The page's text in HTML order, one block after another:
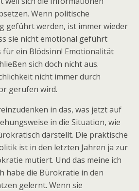
Wenn politische
geführt werden, ist immer wieder
sie nicht emotional geführt
für ein Blödsinn! Emotionalität
sich doch nicht aus.
nicht immer durch
gerufen wird.
in das, was jetzt auf
in die Situation, wie
darstellt. Die praktische
ist in den letzten Jahren ja zur
mutiert. Und das meine ich
habe die Bürokratie in den
gelernt. Wenn sie